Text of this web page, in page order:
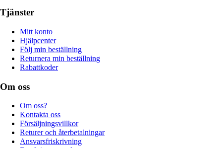
Tjänster
Mitt konto
Hjälpcenter
Följ min beställning
Returnera min beställning
Rabattkoder
Om oss
Om oss?
Kontakta oss
Försäljningsvillkor
Returer och återbetalningar
Ansvarsfriskrivning